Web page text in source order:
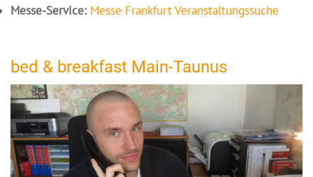
Messe-Service: Messe Frankfurt Veranstaltungssuche
bed & breakfast Main-Taunus